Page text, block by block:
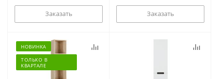
Заказать Заказать
НОВИНКА
ТОЛЬКО В
КВАРТАЛЕ